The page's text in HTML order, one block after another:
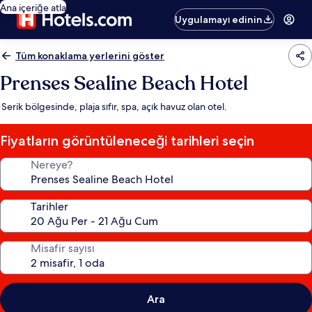
Ana içeriğe atla
Uygulamayı edinin
Tüm konaklama yerlerini göster
Prenses Sealine Beach Hotel
Serik bölgesinde, plaja sıfır, spa, açık havuz olan otel.
Fiyatların görüntüleneceği tarihleri seçin
Nereye?
Tarihler
Misafir sayısı
Ara